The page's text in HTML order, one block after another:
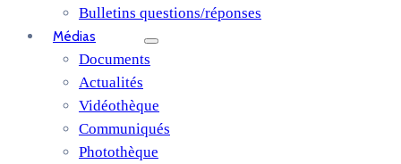
Bulletins questions/réponses
Médias
Documents
Actualités
Vidéothèque
Communiqués
Photothèque